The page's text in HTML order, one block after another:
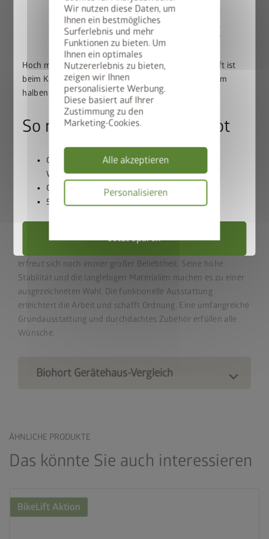
Wir nutzen diese Daten, um
Ihnen ein bestmögliches
Surferlebnis und mehr
Funktionen zu bieten. Um
Ihnen ein optimales
Nutzererlebnis zu bieten,
zeigen wir Ihnen
personalisierte Werbung.
Diese basiert auf Ihrer
Zustimmung zu den
Marketing-Cookies.
Alle akzeptieren
Personalisieren
Qualität in Bestform
Beste Materialien: feuerverzinktes, polyamid-
einbrennlackiertes Stahlblech, Schrauben und
Scharniere aus Edelstahl
LebenslangeWartungsfreiheit
20 Jahre Garantie
Umfangreiche Grundausstattung inklusive
Alles in bester Ordnung mit
dem Biohort Klassiker
erfreut sich noch immer großer Beliebtheit. Seine hohe
Stabilität und die langlebigen Materialien machen es zu einer
ausgezeichneten Wahl. Die funktionelle Ausstattung
erleichtert die Arbeit und schafft Ordnung. Eine umfangreiche
Grundausstattung und durchdachtes Zubehör erfüllen alle
Wünsche.
Biohort Gerätehaus-Vergleich
ÄHNLICHE PRODUKTE
Das könnte Sie auch interessieren
BikeLift Aktion
50% auf den BikeLift
Hoch mit dem Bike. Runter mit dem Preis: Der BikeLift ist
beim Kauf eines passenden Biohort Gerätehauses zum
halben Preis erhältlich.
So nutzen Sie unser Angebot
Gerätehaus und BikeLift gemeinsam in den
Warenkorb legen
GutscheincodeBIKELIFT50einlösen
50% Rabatt auf den BikeLift erhalten
Jetzt sparen